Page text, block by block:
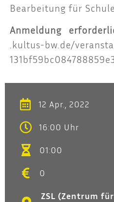
Bear­bei­tung für
Anmel­dung
.kul​tus​-bw​.de/​
131
12 Apr., 2022
16:00 Uhr
01:00
0
ZSL (Zentrum